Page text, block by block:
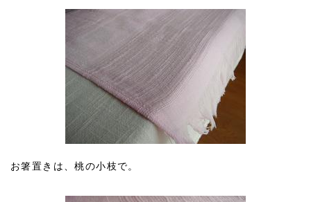
お箸置きは、桃の小枝で。